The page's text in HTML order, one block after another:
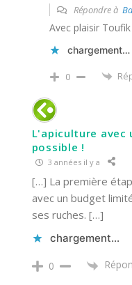
Répondre à
Avec plaisir Toufik
chargement…
0
L'apiculture avec
possible !
3 années il y a
[…] La première
avec un budget
ses ruches. […]
chargement…
0